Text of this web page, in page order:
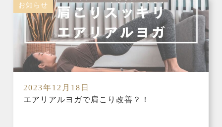
お知らせ
2023年12月18日
エアリアルヨガで肩こり改善？！